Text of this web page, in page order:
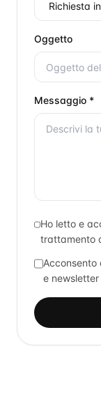
Oggetto
Messaggio *
Ho letto e
trattamento
Acconsento
e newsletter